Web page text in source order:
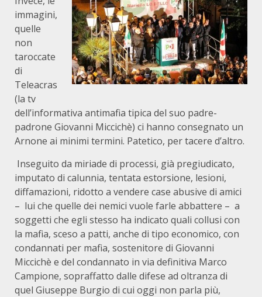
immagini,
quelle
non
taroccate
di
Teleacras
(la tv
dell’informativa antimafia tipica del suo padre-
padrone Giovanni Miccichè) ci hanno consegnato un
Arnone ai minimi termini. Patetico, per tacere d’altro.
Inseguito da miriade di processi, già pregiudicato,
imputato di calunnia, tentata estorsione, lesioni,
diffamazioni, ridotto a vendere case abusive di amici
– lui che quelle dei nemici vuole farle abbattere – a
soggetti che egli stesso ha indicato quali collusi con
la mafia, sceso a patti, anche di tipo economico, con
condannati per mafia, sostenitore di Giovanni
Miccichè e del condannato in via definitiva Marco
Campione, sopraffatto dalle difese ad oltranza di
quel Giuseppe Burgio di cui oggi non parla più,